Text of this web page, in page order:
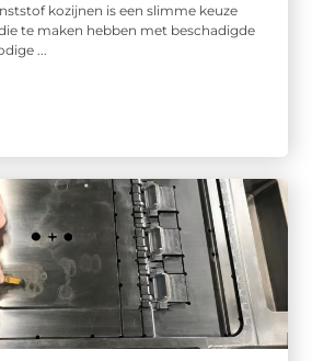
kozijnen is een slimme keuze
te maken hebben met beschadigde
...